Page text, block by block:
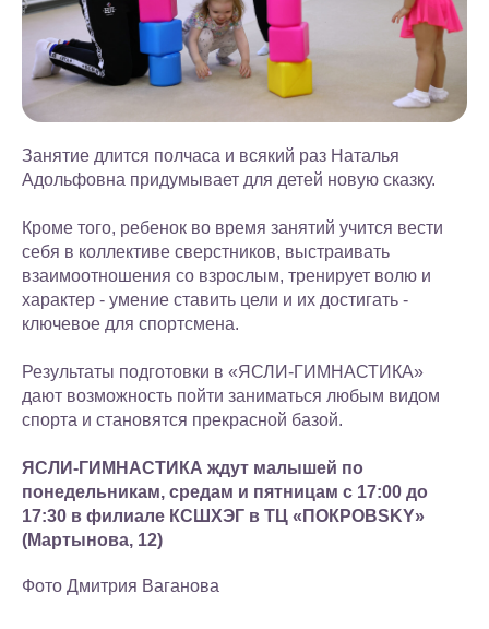
Занятие длится полчаса и всякий раз Наталья
Адольфовна придумывает для детей новую сказку.
Кроме того, ребенок во время занятий учится вести
себя в коллективе сверстников, выстраивать
взаимоотношения со взрослым, тренирует волю и
характер - умение ставить цели и их достигать -
ключевое для спортсмена.
Результаты подготовки в «ЯСЛИ-ГИМНАСТИКА»
дают возможность пойти заниматься любым видом
спорта и становятся прекрасной базой.
ЯСЛИ-ГИМНАСТИКА ждут малышей по
понедельникам, средам и пятницам с 17:00 до
17:30 в филиале КСШХЭГ в ТЦ «ПОКРОВSKY»
(Мартынова, 12)
Фото Дмитрия Ваганова